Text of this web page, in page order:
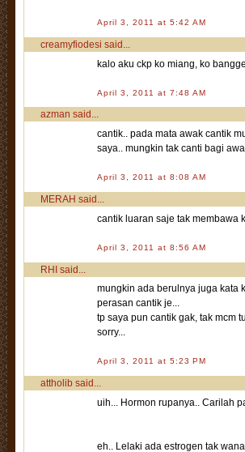
April 3, 2011 at 5:42 AM
creamyfiodesi said...
kalo aku ckp ko miang, ko
April 3, 2011 at 7:48 AM
azman said...
cantik.. pada mata awak cantik
saya.. mungkin tak canti bagi
April 3, 2011 at 8:08 AM
MERAH said...
cantik luaran saje tak membawa
April 3, 2011 at 8:56 AM
RHI
said...
mungkin ada berulnya juga kata
perasan cantik je...
tp saya pun cantik gak, tak mcm
sorry...
April 3, 2011 at 5:23 PM
attholib said...
uih... Hormon rupanya.. Carilah
eh.. Lelaki ada estrogen tak